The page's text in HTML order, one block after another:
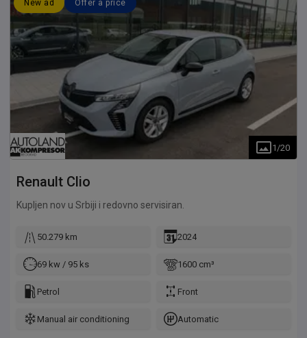
New ad Offer a price
1 /20
Renault Clio
Kupljen nov u Srbiji i redovno servisiran.
50.279 km 2024
69 kw / 95 ks 1600 cm³
Petrol Front
Manual air conditioning Automatic